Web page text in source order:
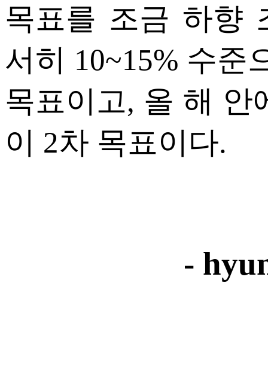
목표를 조금 하향
서히 10~15% 수준
목표이고, 올 해 안
이 2차 목표이다.
-